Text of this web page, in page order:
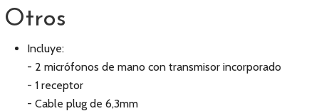
Otros
Incluye:
- 2 micrófonos de mano con transmisor incorporado
- 1 receptor
- Cable plug de 6,3mm